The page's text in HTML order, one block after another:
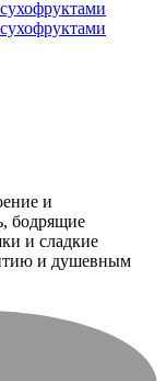
и
бодрящие
и сладкие
и душевным